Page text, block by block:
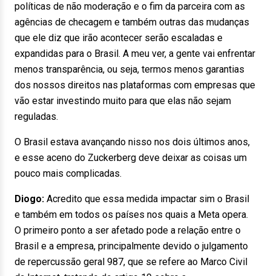
políticas de não moderação e o fim da parceira com as
agências de checagem e também outras das mudanças
que ele diz que irão acontecer serão escaladas e
expandidas para o Brasil. A meu ver, a gente vai enfrentar
menos transparência, ou seja, termos menos garantias
dos nossos direitos nas plataformas com empresas que
vão estar investindo muito para que elas não sejam
reguladas.
O Brasil estava avançando nisso nos dois últimos anos,
e esse aceno do Zuckerberg deve deixar as coisas um
pouco mais complicadas.
Diogo: Acredito que essa medida impactar sim o Brasil
e também em todos os países nos quais a Meta opera.
O primeiro ponto a ser afetado pode a relação entre o
Brasil e a empresa, principalmente devido o julgamento
de repercussão geral 987, que se refere ao Marco Civil